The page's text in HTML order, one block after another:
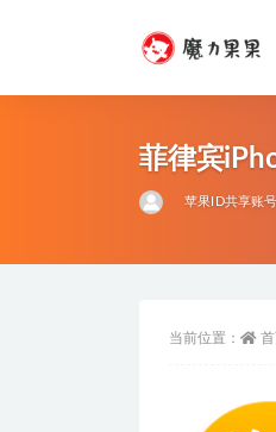
菲律宾
苹果ID共享账号
当前位置：